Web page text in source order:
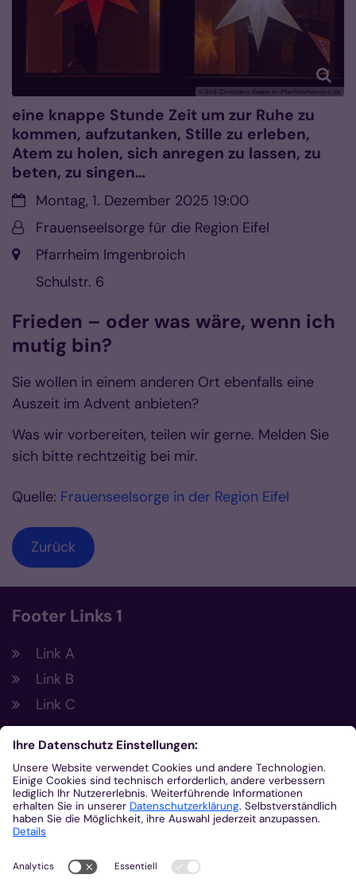
© Bild: Christiane Raabe In: Pfarrbriefservice.de
eine knappe Stunde Zeit um zur Ruhe zu
kommen, aufzutanken, Stille zu erleben,
Atem zu holen, sich anregen zu lassen, zu
beten, zu singen…
Datum:Montag, 1. Dezember 2025 19:00
Von:Frauenseelsorge für die Region Eifel
Ort: Pfarrheim Imgenbroich
Schulstr. 6
Frieden – oder was wäre, wenn ich
mutig bin?
Sie wollen in einem anderen Ort ebenfalls eine
Auszeit im Advent anbieten?
Was wir vorbereiten, teilen wir gerne. Melden Sie
sich bitte rechtzeitig bei mir.
Quelle: Frauenseelsorge in der Region Eifel
Zurück
Footer Links 1
Link A
Link B
Link C
Footer Links 2
Link A
Link B
Link C
Kontakt